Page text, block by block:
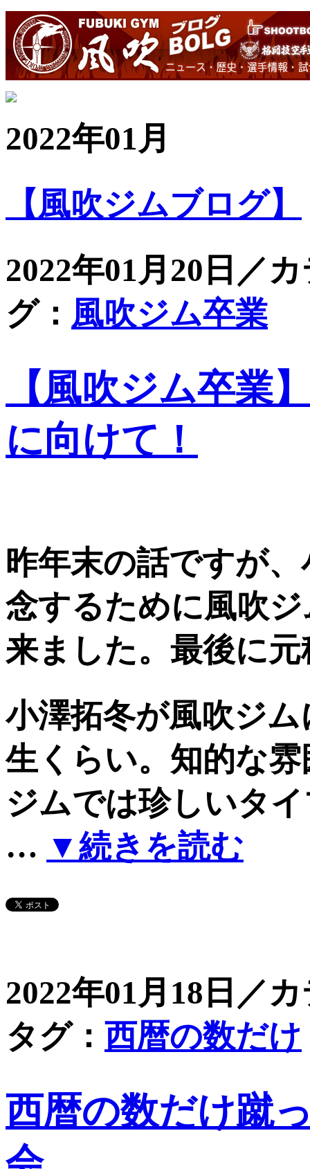
2022年01月
【風吹ジムブログ】
2022年01月20日／
グ： 風吹ジム卒業
【風吹ジム卒業
に向けて！
昨年末の話ですが
念するために風吹
来ました。最後に
小澤拓冬が風吹ジ
生くらい。知的な
ジムでは珍しいタ
… ▼続きを読む
2022年01月18日／
タグ： 西暦の数だけ
西暦の数だけ蹴